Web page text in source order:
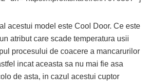
acestui model este Cool Door. Ce este
atribut care scade temperatura usii
procesului de coacere a mancarurilor
incat aceasta sa nu mai fie asa
de asta, in cazul acestui cuptor